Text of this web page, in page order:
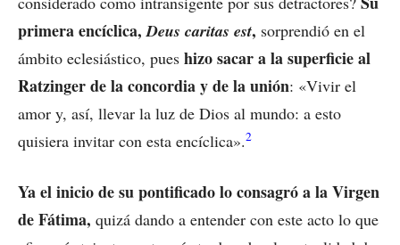
primera encíclica,Deus caritas est, sorprendió en el
ámbito eclesiástico, pues hizo sacar a la superficie al
Ratzinger de la concordia y de la unión: «Vivir el
amor y, así, llevar la luz de Dios al mundo: a esto
quisiera invitar con esta encíclica».2
Ya el inicio de su pontificado lo consagró a la Virgen
de Fátima, quizá dando a entender con este acto lo que